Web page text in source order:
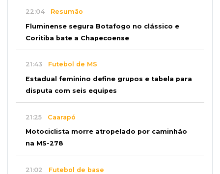
22:04 Resumão
Fluminense segura Botafogo no clássico e
Coritiba bate a Chapecoense
21:43 Futebol de MS
Estadual feminino define grupos e tabela para
disputa com seis equipes
21:25 Caarapó
Motociclista morre atropelado por caminhão
na MS-278
21:02 Futebol de base